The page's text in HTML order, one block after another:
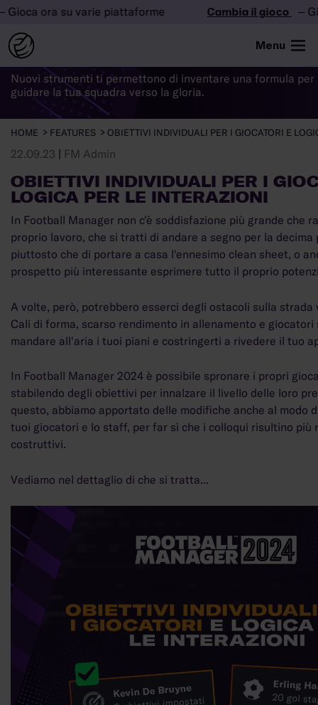
ora su varie piattaforme Cambia il gioco –
Menu
LE DI FM24
Nuovi strumenti ti permettono di inventare una formula per
guidare la tua squadra verso la gloria.
HOME FEATURES OBIETTIVI INDIVIDUALI PER I GIOCATORI E
22.09.23 | FM Admin
OBIETTIVI INDIVIDUALI PER I
LOGICA PER LE INTERAZIONI
In Football Manager non c'è soddisfazione più grande che
proprio lavoro, che si tratti di andare a segno per la
piuttosto che di portare a casa l'ennesimo clean sheet, o
prospetto più interessante esprimere tutto il proprio
A volte, però, potrebbero esserci degli ostacoli sulla strada
Cali di forma, scarso rendimento in allenamento e
mandare all'aria i tuoi piani e costringerti a rivedere il tuo
In Football Manager 2024 è possibile spronare i propri
stabilendo degli obiettivi per innalzare il livello delle loro
questo, abbiamo apportato delle modifiche anche al modo
tuoi giocatori e lo staff, per far sì che i colloqui risultino più
costruttivi.
Vediamo nel dettaglio di che si tratta...